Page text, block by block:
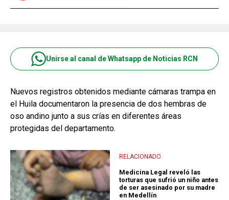
Unirse al canal de Whatsapp de Noticias RCN
Nuevos registros obtenidos mediante cámaras trampa en
el Huila documentaron la presencia de dos hembras de
oso andino junto a sus crías en diferentes áreas
protegidas del departamento.
RELACIONADO
Medicina Legal reveló las
torturas que sufrió un niño antes
de ser asesinado por su madre
en Medellín